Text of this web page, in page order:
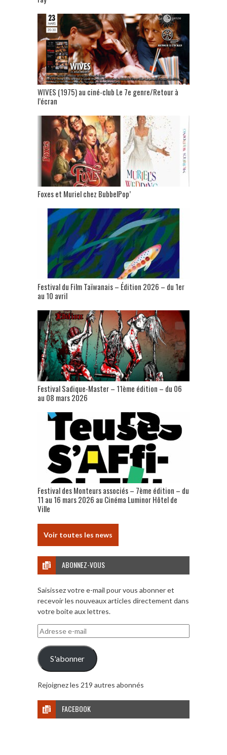
WIVES (1975) au ciné-club Le 7e genre/Retour à
l’écran
Foxes et Muriel chez BubbelPop’
Festival du Film Taïwanais – Édition 2026 – du 1er
au 10 avril
Festival Sadique-Master – 11ème édition – du 06
au 08 mars 2026
Festival des Monteurs associés – 7ème édition – du
11 au 16 mars 2026 au Cinéma Luminor Hôtel de
Ville
Voir toutes les news
ABONNEZ-VOUS
Saisissez votre e-mail pour vous abonner et
recevoir les nouveaux articles directement dans
votre boite aux lettres.
Adresse
e-
mail
S'abonner
Rejoignez les 219 autres abonnés
FACEBOOK